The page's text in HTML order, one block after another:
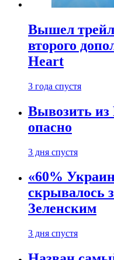
Вышел
второго
Heart
3 года спустя
Вывозить из
опасно
3 дня спустя
«60%
скрывалось
Зеленским
3 дня спустя